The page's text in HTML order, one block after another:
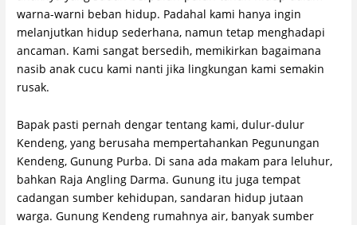
warna-warni beban hidup. Padahal kami hanya ingin
melanjutkan hidup sederhana, namun tetap menghadapi
ancaman. Kami sangat bersedih, memikirkan bagaimana
nasib anak cucu kami nanti jika lingkungan kami semakin
rusak.
Bapak pasti pernah dengar tentang kami, dulur-dulur
Kendeng, yang berusaha mempertahankan Pegunungan
Kendeng, Gunung Purba. Di sana ada makam para leluhur,
bahkan Raja Angling Darma. Gunung itu juga tempat
cadangan sumber kehidupan, sandaran hidup jutaan
warga. Gunung Kendeng rumahnya air, banyak sumber